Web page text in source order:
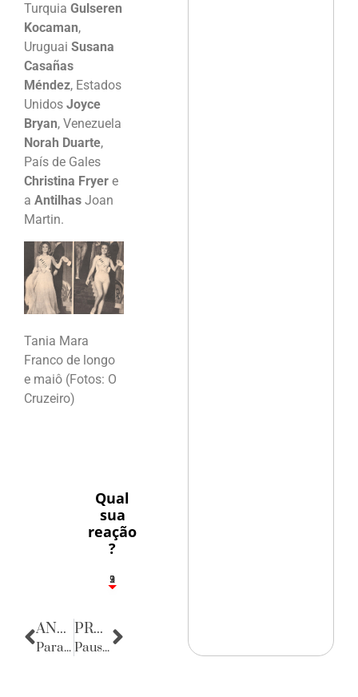
Turquia Gulseren
Kocaman,
Uruguai Susana
Casañas
Méndez, Estados
Unidos Joyce
Bryan, Venezuela
Norah Duarte,
País de Gales
Christina Fryer e
a Antilhas Joan
Martin.
Tania Mara
Franco de longo
e maiô (Fotos: O
Cruzeiro)
Qual
sua
reação
?
3
1
2
9
ANTERIOR
Parabéns, Therezinha Monte!
PRÓXIMA
Pausa Poética